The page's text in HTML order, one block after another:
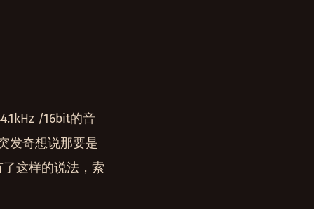
/16bit的音
发奇想说那要是
这样的说法，索